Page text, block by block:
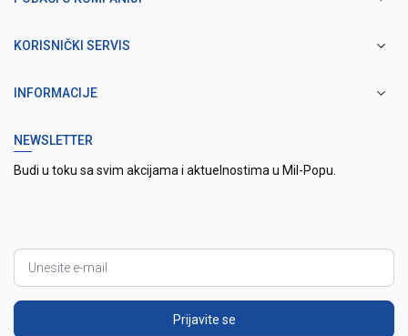
KORISNIČKI SERVIS
INFORMACIJE
NEWSLETTER
Budi u toku sa svim akcijama i aktuelnostima u Mil-Popu.
Prijavite se